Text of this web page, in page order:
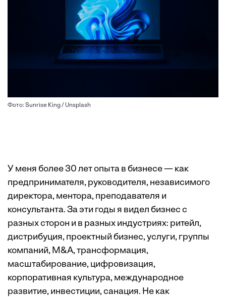
Фото: Sunrise King / Unsplash
У меня более 30 лет опыта в бизнесе — как
предпринимателя, руководителя, независимого
директора, ментора, преподавателя и
консультанта. За эти годы я видел бизнес с
разных сторон и в разных индустриях: ритейл,
дистрибуция, проектный бизнес, услуги, группы
компаний, M&A, трансформация,
масштабирование, цифровизация,
корпоративная культура, международное
развитие, инвестиции, санация. Не как